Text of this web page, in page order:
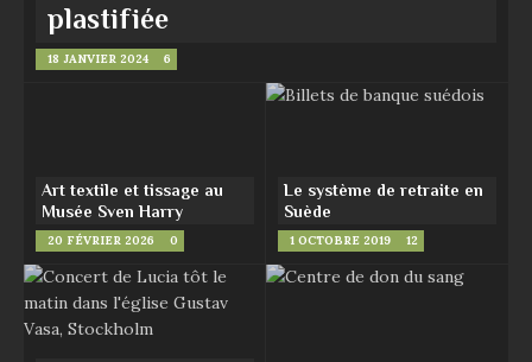
plastifiée
18 JANVIER 2024 6
Art textile et tissage au
Musée Sven Harry
20 FÉVRIER 2026 0
Le système de retraite en
Suède
1 OCTOBRE 2019 12